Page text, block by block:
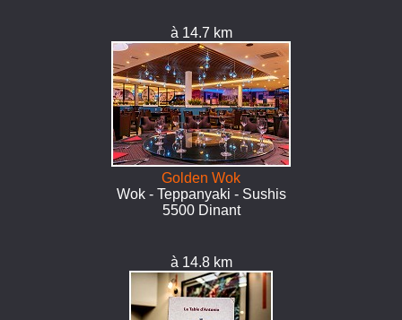
à 14.7 km
Golden Wok
Wok - Teppanyaki - Sushis
5500 Dinant
à 14.8 km